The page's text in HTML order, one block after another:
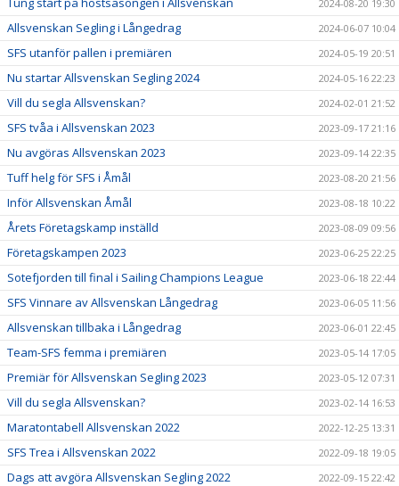
2024-08-20 19:30
Allsvenskan Segling i Långedrag 2024-06-07 10:04
SFS utanför pallen i premiären 2024-05-19 20:51
Nu startar Allsvenskan Segling 2024 2024-05-16 22:23
Vill du segla Allsvenskan? 2024-02-01 21:52
SFS tvåa i Allsvenskan 2023 2023-09-17 21:16
Nu avgöras Allsvenskan 2023 2023-09-14 22:35
Tuff helg för SFS i Åmål 2023-08-20 21:56
Inför Allsvenskan Åmål 2023-08-18 10:22
Årets Företagskamp inställd 2023-08-09 09:56
Företagskampen 2023 2023-06-25 22:25
Sotefjorden till final i Sailing Champions League 2023-06-18 22:44
SFS Vinnare av Allsvenskan Långedrag 2023-06-05 11:56
Allsvenskan tillbaka i Långedrag 2023-06-01 22:45
Team-SFS femma i premiären 2023-05-14 17:05
Premiär för Allsvenskan Segling 2023 2023-05-12 07:31
Vill du segla Allsvenskan? 2023-02-14 16:53
Maratontabell Allsvenskan 2022 2022-12-25 13:31
SFS Trea i Allsvenskan 2022 2022-09-18 19:05
Dags att avgöra Allsvenskan Segling 2022 2022-09-15 22:42